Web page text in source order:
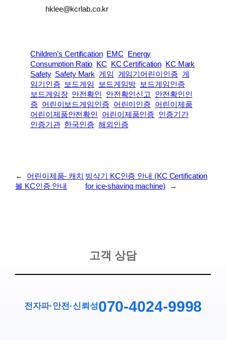
hklee@kcrlab.co.kr
Children’s Certification EMC
Energy
Consumption Ratio
KC KC Certification
KC Mark
Safety Safety Mark 게임 게임기어린이인증
게
임기인증 보드게임 보드게임방 보드게임인증
보드게임장 안전확인 안전확인신고
안전확인인
증
어린이보드게임인증 어린이인증
어린이제품
어린이제품안전확인
어린이제품인증
인증기간
인증기관 한국인증 해외인증
←
어린이제품- 캐치
볼 KC인증 안내
빙삭기 KC인증 안내 (KC Certification
for ice-shaving machine)
→
고객 상담
전자파·안전·신뢰성070-4024-9998